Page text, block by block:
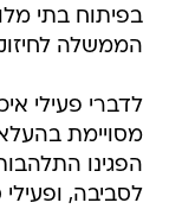
בפיתוח בתי
הממשלה
לדברי פעילי
מסויימת
הפגינו